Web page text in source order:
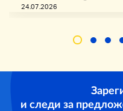
24.07.2026
и следи за